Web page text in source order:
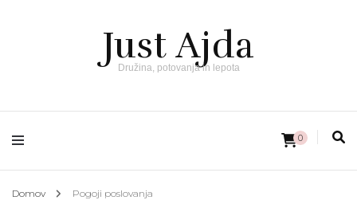
Just Ajda
Družina, potovanja in lepota
0
Domov Pogoji poslovanja